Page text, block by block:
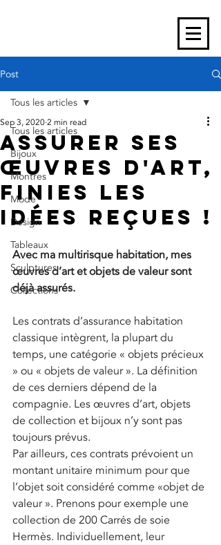
Post
Tous les articles
Bijoux
Montres
Mode
Design
Tableaux
Sculptures
Collections
Tous les articles
ASSURER SES
ŒUVRES D'ART,
FINIES LES
IDÉES REÇUES !
Sep 3, 20202 min read
Avec ma multirisque habitation, mes
œuvres d’art et objets de valeur sont
déjà assurés.
Les contrats d’assurance habitation
classique intègrent, la plupart du
temps, une catégorie « objets précieux
» ou « objets de valeur ». La définition
de ces derniers dépend de la
compagnie. Les œuvres d’art, objets
de collection et bijoux n’y sont pas
toujours prévus.
Par ailleurs, ces contrats prévoient un
montant unitaire minimum pour que
l’objet soit considéré comme «objet de
valeur ». Prenons pour exemple une
collection de 200 Carrés de soie
Hermès. Individuellement, leur